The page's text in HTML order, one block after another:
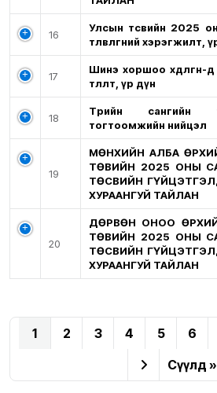
16
Улсын төсвийн 2025
төлөвлөгөөний хэрэгжилт,
17
Шинэ хоршоо
төлөлт, үр дүн
18
Төрийн сангийн
тогтоомжийн нийцэл
19
МӨНХИЙН АЛБА
ТӨВИЙН 2025 ОНЫ
ТӨСВИЙН
ХУРААНГУЙ ТАЙЛАН
20
ДӨРВӨН ОНОО
ТӨВИЙН 2025 ОНЫ
ТӨСВИЙН
ХУРААНГУЙ ТАЙЛАН
1 2 3 4 5 6
Сүүлд »